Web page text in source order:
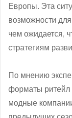
Европы. Эта
возможности
чем ожидается,
стратегиям
По мнению
форматы ритейл
модные